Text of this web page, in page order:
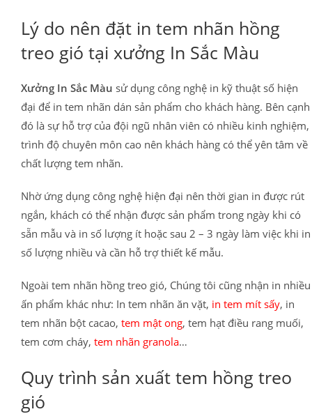
Lý do nên đặt in tem nhãn hồng
treo gió tại xưởng In Sắc Màu
Xưởng In Sắc Màu sử dụng công nghệ in kỹ thuật số hiện
đại để in tem nhãn dán sản phẩm cho khách hàng. Bên cạnh
đó là sự hỗ trợ của đội ngũ nhân viên có nhiều kinh nghiệm,
trình độ chuyên môn cao nên khách hàng có thể yên tâm về
chất lượng tem nhãn.
Nhờ ứng dụng công nghệ hiện đại nên thời gian in được rút
ngắn, khách có thể nhận được sản phẩm trong ngày khi có
sẵn mẫu và in số lượng ít hoặc sau 2 – 3 ngày làm việc khi in
số lượng nhiều và cần hỗ trợ thiết kế mẫu.
Ngoài tem nhãn hồng treo gió, Chúng tôi cũng nhận in nhiều
ấn phẩm khác như: In tem nhãn ăn vặt, in tem mít sấy, in
tem nhãn bột cacao, tem mật ong, tem hạt điều rang muối,
tem cơm cháy, tem nhãn granola…
Quy trình sản xuất tem hồng treo
gió